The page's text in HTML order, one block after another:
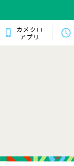
カメクロ
アプリ